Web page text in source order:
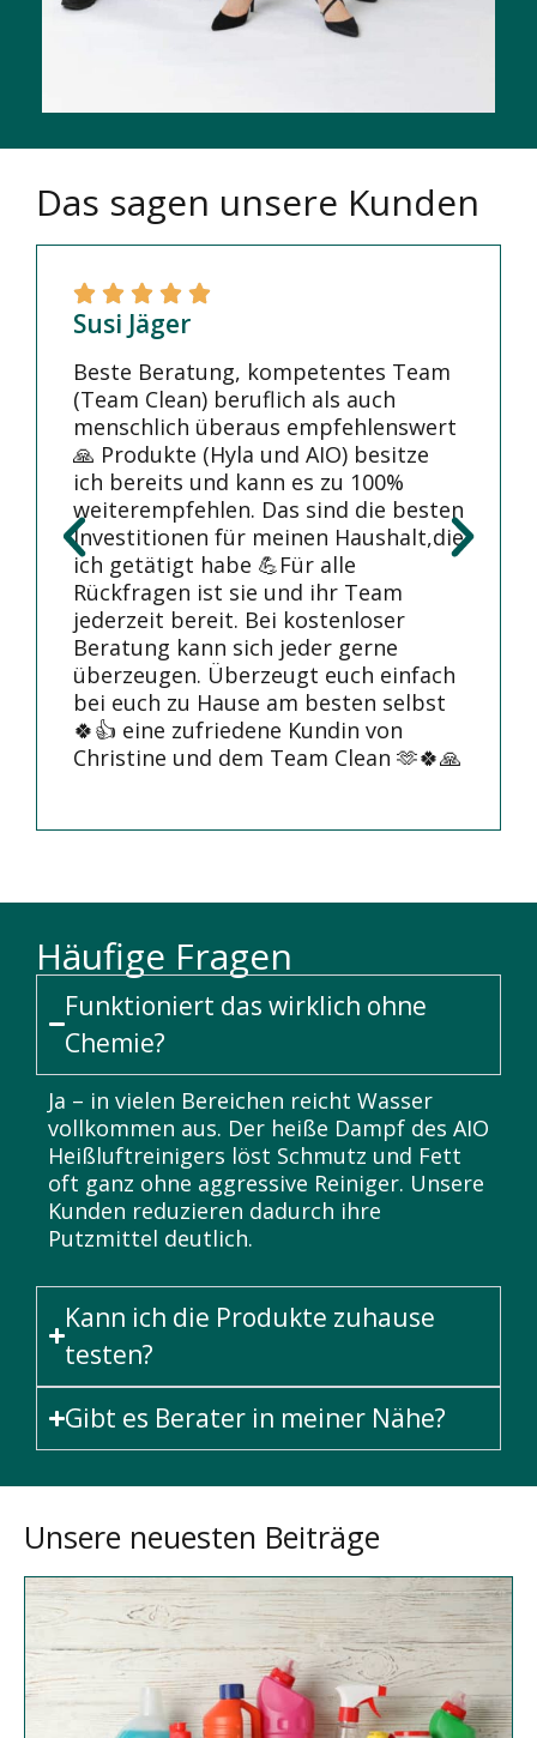
Das sagen unsere Kunden
Susi Jäger
Beste Beratung, kompetentes Team
(Team Clean) beruflich als auch
menschlich überaus empfehlenswert
🙏 Produkte (Hyla und AIO) besitze
ich bereits und kann es zu 100%
weiterempfehlen. Das sind die besten
Investitionen für meinen Haushalt,die
ich getätigt habe 💪Für alle
Rückfragen ist sie und ihr Team
jederzeit bereit. Bei kostenloser
Beratung kann sich jeder gerne
überzeugen. Überzeugt euch einfach
bei euch zu Hause am besten selbst
🍀👍 eine zufriedene Kundin von
Christine und dem Team Clean 🫶🍀🙏
Häufige Fragen
Funktioniert das wirklich ohne
Chemie?
Ja – in vielen Bereichen reicht Wasser
vollkommen aus. Der heiße Dampf des AIO
Heißluftreinigers löst Schmutz und Fett
oft ganz ohne aggressive Reiniger. Unsere
Kunden reduzieren dadurch ihre
Putzmittel deutlich.
Kann ich die Produkte zuhause
testen?
Gibt es Berater in meiner Nähe?
Unsere neuesten Beiträge